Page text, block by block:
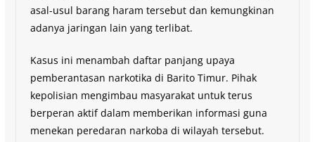
asal-usul barang haram tersebut dan kemungkinan
adanya jaringan lain yang terlibat.
Kasus ini menambah daftar panjang upaya
pemberantasan narkotika di Barito Timur. Pihak
kepolisian mengimbau masyarakat untuk terus
berperan aktif dalam memberikan informasi guna
menekan peredaran narkoba di wilayah tersebut.